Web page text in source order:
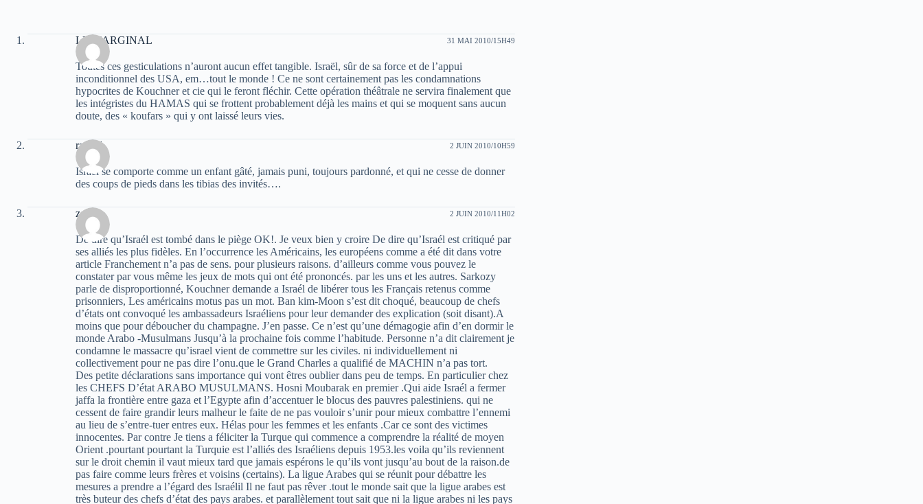
LE MARGINAL 31 MAI 2010/15H49
Toutes ces gesticulations n’auront aucun effet tangible. Israël, sûr de sa force et de l’appui
inconditionnel des USA, em…tout le monde ! Ce ne sont certainement pas les condamnations
hypocrites de Kouchner et cie qui le feront fléchir. Cette opération théâtrale ne servira finalement que
les intégristes du HAMAS qui se frottent probablement déjà les mains et qui se moquent sans aucun
doute, des « koufars » qui y ont laissé leurs vies.
rachid 2 JUIN 2010/10H59
Israël se comporte comme un enfant gâté, jamais puni, toujours pardonné, et qui ne cesse de donner
des coups de pieds dans les tibias des invités….
zenati 2 JUIN 2010/11H02
De dire qu’Israél est tombé dans le piège OK!. Je veux bien y croire De dire qu’Israél est critiqué par
ses alliés les plus fidèles. En l’occurrence les Américains, les européens comme a été dit dans votre
article Franchement n’a pas de sens. pour plusieurs raisons. d’ailleurs comme vous pouvez le
constater par vous même les jeux de mots qui ont été prononcés. par les uns et les autres. Sarkozy
parle de disproportionné, Kouchner demande a Israél de libérer tous les Français retenus comme
prisonniers, Les américains motus pas un mot. Ban kim-Moon s’est dit choqué, beaucoup de chefs
d’états ont convoqué les ambassadeurs Israéliens pour leur demander des explication (soit disant).A
moins que pour déboucher du champagne. J’en passe. Ce n’est qu’une démagogie afin d’en dormir le
monde Arabo -Musulmans Jusqu’à la prochaine fois comme l’habitude. Personne n’a dit clairement je
condamne le massacre qu’israel vient de commettre sur les civiles. ni individuellement ni
collectivement pour ne pas dire l’onu.que le Grand Charles a qualifié de MACHIN n’a pas tort.
Des petite déclarations sans importance qui vont êtres oublier dans peu de temps. En particulier chez
les CHEFS D’état ARABO MUSULMANS. Hosni Moubarak en premier .Qui aide Israél a fermer
jaffa la frontière entre gaza et l’Egypte afin d’accentuer le blocus des pauvres palestiniens. qui ne
cessent de faire grandir leurs malheur le faite de ne pas vouloir s’unir pour mieux combattre l’ennemi
au lieu de s’entre-tuer entres eux. Hélas pour les femmes et les enfants .Car ce sont des victimes
innocentes. Par contre Je tiens a féliciter la Turque qui commence a comprendre la réalité de moyen
Orient .pourtant pourtant la Turquie est l’alliés des Israéliens depuis 1953.les voila qu’ils reviennent
sur le droit chemin il vaut mieux tard que jamais espérons le qu’ils vont jusqu’au bout de la raison.de
pas faire comme leurs frères et voisins (certains). La ligue Arabes qui se réunit pour débattre les
mesures a prendre a l’égard des Israélil Il ne faut pas rêver .tout le monde sait que la ligue arabes est
très buteur des chefs d’état des pays arabes. et parallèlement tout sait que ni la ligue arabes ni les pays